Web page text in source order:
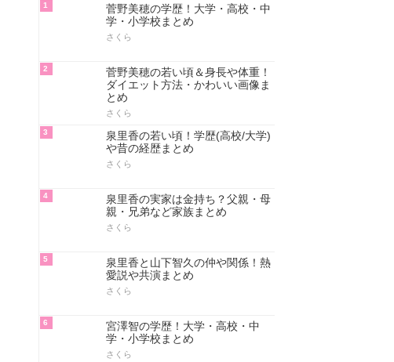
1
菅野美穂の学歴！大学・高校・中
学・小学校まとめ
さくら
2
菅野美穂の若い頃＆身長や体重！
ダイエット方法・かわいい画像ま
とめ
さくら
3
泉里香の若い頃！学歴(高校/大学)
や昔の経歴まとめ
さくら
4
泉里香の実家は金持ち？父親・母
親・兄弟など家族まとめ
さくら
5
泉里香と山下智久の仲や関係！熱
愛説や共演まとめ
さくら
6
宮澤智の学歴！大学・高校・中
学・小学校まとめ
さくら